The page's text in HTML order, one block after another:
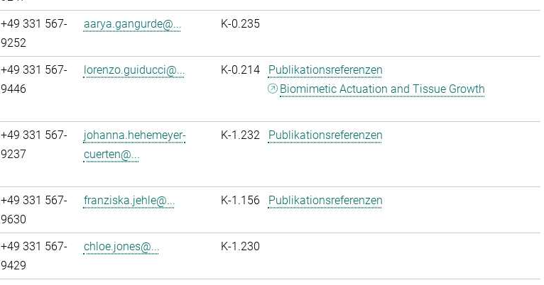
+49 331 567-
9252
aarya.gangurde@... K-0.235
+49 331 567-
9446
lorenzo.guiducci@... K-0.214
Publikationsreferenzen
Biomimetic Actuation and Tissue Growth
+49 331 567-
9237
johanna.hehemeyer-
cuerten@...
K-1.232 Publikationsreferenzen
+49 331 567-
9630
franziska.jehle@... K-1.156 Publikationsreferenzen
+49 331 567-
9429
chloe.jones@... K-1.230